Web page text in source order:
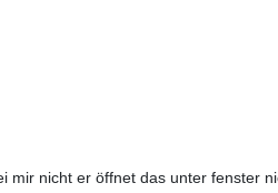
nicht er öffnet das unter fenster